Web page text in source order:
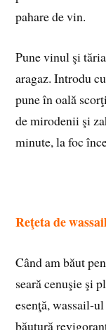
pahare de vin.
Pune vinul şi
aragaz. Introdu
pune în oală
de mirodenii şi
minute, la foc
Reţeta de
Când am băut
seară cenuşie şi
esenţă,
băutură